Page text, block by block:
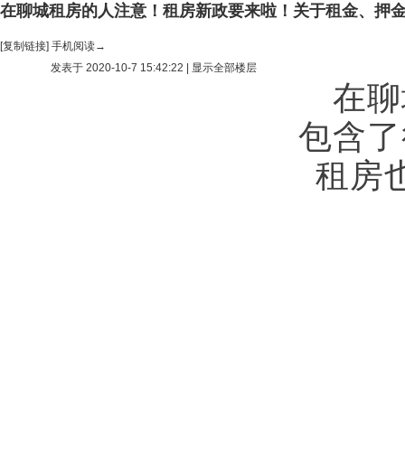
在聊城租房的人注意！租房新政要来啦！关于租金、押
[复制链接] 手机阅读→
发表于 2020-10-7 15:42:22 | 显示全部楼层
在
包含
租房